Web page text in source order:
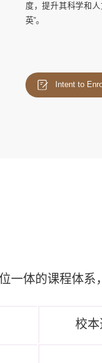
度，提升其科学和
英”。
Intent to
一体的课程体系
校